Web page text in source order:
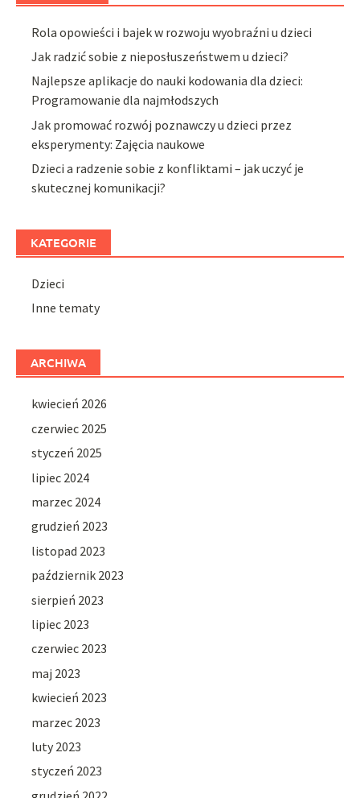
Rola opowieści i bajek w rozwoju wyobraźni u dzieci
Jak radzić sobie z nieposłuszeństwem u dzieci?
Najlepsze aplikacje do nauki kodowania dla dzieci:
Programowanie dla najmłodszych
Jak promować rozwój poznawczy u dzieci przez
eksperymenty: Zajęcia naukowe
Dzieci a radzenie sobie z konfliktami – jak uczyć je
skutecznej komunikacji?
KATEGORIE
Dzieci
Inne tematy
ARCHIWA
kwiecień 2026
czerwiec 2025
styczeń 2025
lipiec 2024
marzec 2024
grudzień 2023
listopad 2023
październik 2023
sierpień 2023
lipiec 2023
czerwiec 2023
maj 2023
kwiecień 2023
marzec 2023
luty 2023
styczeń 2023